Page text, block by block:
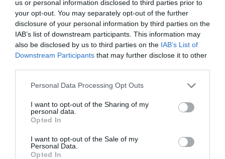
us or personal information disclosed to third parties prior to
your opt-out. You may separately opt-out of the further
disclosure of your personal information by third parties on the
IAB’s list of downstream participants. This information may
also be disclosed by us to third parties on the IAB’s List of
Downstream Participants that may further disclose it to other
Personal Data Processing Opt Outs
I want to opt-out of the Sharing of my
personal data.
Opted In
I want to opt-out of the Sale of my
Personal Data.
Opted In